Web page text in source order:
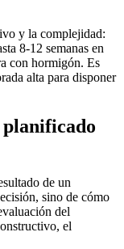
y la complejidad:
8-12 semanas en
con hormigón. Es
alta para disponer
planificado
de un
sino de cómo
del
el